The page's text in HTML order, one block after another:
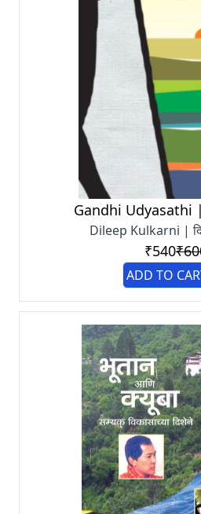
Gandhi Udyasathi |
Dileep Kulkarni |
₹540
ADD TO